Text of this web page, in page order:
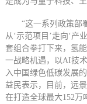
“这一系列政策部
从‘示范项目’走向‘
套组合拳打下来，氢
一战略机遇，以AI技
入中国绿色低碳发展
益民表示，目前，远
在打造全球最大152万